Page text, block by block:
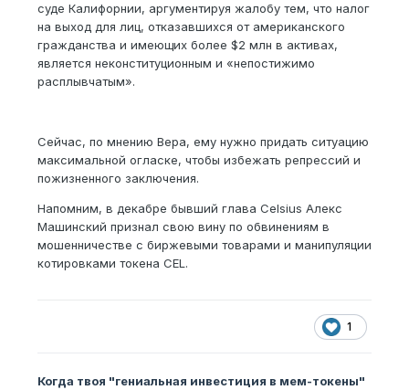
суде Калифорнии, аргументируя жалобу тем, что налог
на выход для лиц, отказавшихся от американского
гражданства и имеющих более $2 млн в активах,
является неконституционным и «непостижимо
расплывчатым».
Сейчас, по мнению Вера, ему нужно придать ситуацию
максимальной огласке, чтобы избежать репрессий и
пожизненного заключения.
Напомним, в декабре бывший глава Celsius Алекс
Машинский признал свою вину по обвинениям в
мошенничестве с биржевыми товарами и манипуляции
котировками токена CEL.
1
Когда твоя "гениальная инвестиция в мем-токены"